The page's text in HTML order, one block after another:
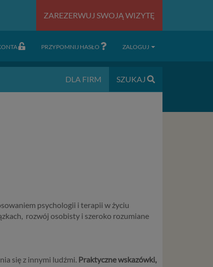
ZAREZERWUJ SWOJĄ WIZYTĘ
PRZYPOMNIJ HASŁO ZALOGUJ
DLA FIRM SZUKAJ
psychologii i terapii w życiu
rozwój osobisty i szeroko rozumiane
się z innymi ludźmi. Praktyczne wskazówki,